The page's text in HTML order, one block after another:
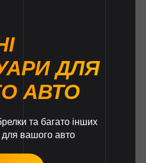
ДЛЯ
АВТО
та багато інших
для вашого авто